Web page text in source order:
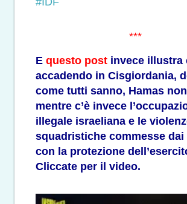
***
E questo post invece illustra
accadendo in Cisgiordania,
come tutti sanno, Hamas non
mentre c’è invece
illegale israeliana e le
squadristiche commesse dai
con la protezione
Cliccate per il video.